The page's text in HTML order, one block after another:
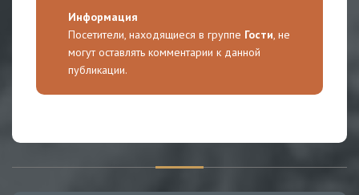
Информация
Посетители, находящиеся в группе Гости, не
могут оставлять комментарии к данной
публикации.